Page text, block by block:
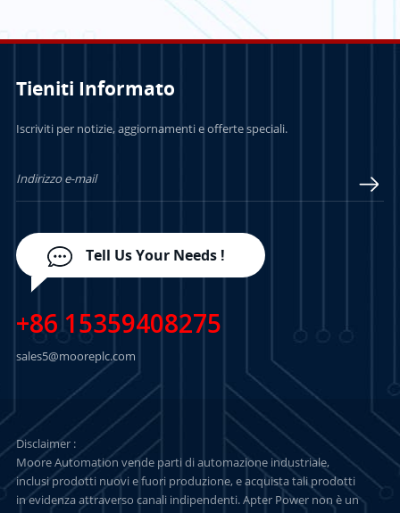
Tieniti Informato
Iscriviti per notizie, aggiornamenti e offerte speciali.
Tell Us Your Needs !
+86 15359408275
sales5@mooreplc.com
Disclaimer :
Moore Automation vende parti di automazione industriale,
inclusi prodotti nuovi e fuori produzione, e acquista tali prodotti
in evidenza attraverso canali indipendenti. Apter Power non è un